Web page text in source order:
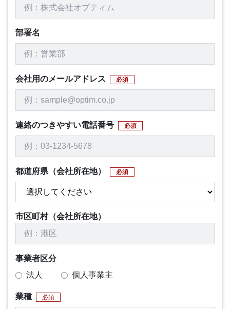
部署名
会社用のメールアドレス 必須
連絡のつきやすい電話番号 必須
都道府県（会社所在地） 必須
市区町村（会社所在地）
事業者区分
法人
個人事業主
業種 必須